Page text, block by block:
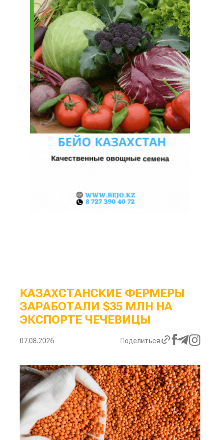
КАЗАХСТАНСКИЕ ФЕРМЕРЫ
ЗАРАБОТАЛИ $35 МЛН НА
ЭКСПОРТЕ ЧЕЧЕВИЦЫ
07.08.2026 Поделиться